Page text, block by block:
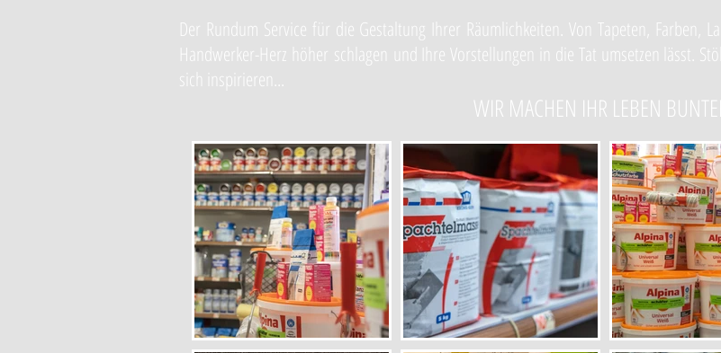
Der Rundum Service für die Gestaltung Ihrer Räumlichkeiten. Von Tapeten, Farben,
Handwerker-Herz höher schlagen und Ihre Vorstellungen in die Tat umsetzen lässt.
sich inspirieren...
WIR MACHEN IHR LEBEN